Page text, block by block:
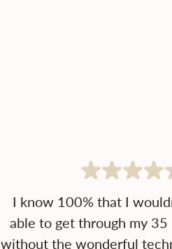
I know 100% that I
able to get through my
without the wonderful